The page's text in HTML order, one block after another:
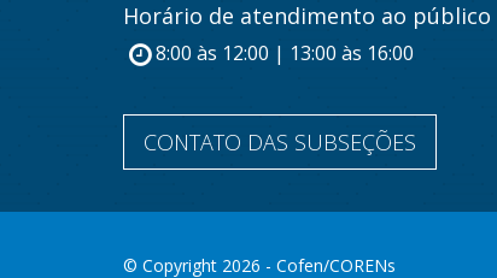
Horário de atendimento ao público
8:00 às 12:00 | 13:00 às 16:00
CONTATO DAS SUBSEÇÕES
© Copyright 2026 - Cofen/CORENs